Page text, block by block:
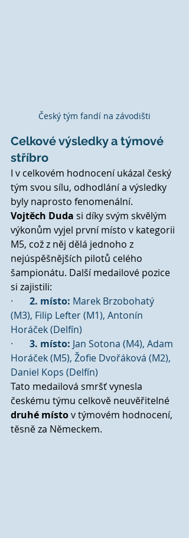
Český tým fandí na závodišti
Celkové výsledky a týmové
stříbro
I v celkovém hodnocení ukázal český
tým svou sílu, odhodlání a výsledky
byly naprosto fenomenální.
Vojtěch Duda si díky svým skvělým
výkonům vyjel první místo v kategorii
M5, což z něj dělá jednoho z
nejúspěšnějších pilotů celého
šampionátu. Další medailové pozice
si zajistili:
· 2. místo: Marek Brzobohatý
(M3), Filip Lefter (M1), Antonín
Horáček (Delfín)
· 3. místo: Jan Sotona (M4), Adam
Horáček (M5), Žofie Dvořáková (M2),
Daniel Kops (Delfín)
Tato medailová smršť vynesla
českému týmu celkově neuvěřitelné
druhé místo v týmovém hodnocení,
těsně za Německem.